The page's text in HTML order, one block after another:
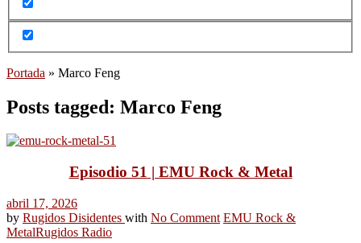
Portada » Marco Feng
Posts tagged: Marco Feng
Episodio 51 | EMU Rock & Metal
abril 17, 2026
by Rugidos Disidentes with No Comment EMU Rock &
MetalRugidos Radio